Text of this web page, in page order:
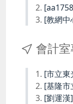
[教網中
會計室
[市立東
[基隆市
[劉運漢